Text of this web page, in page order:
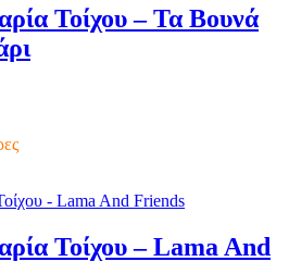
Τοίχου – Τα Βουνά
Τοίχου – Lama And